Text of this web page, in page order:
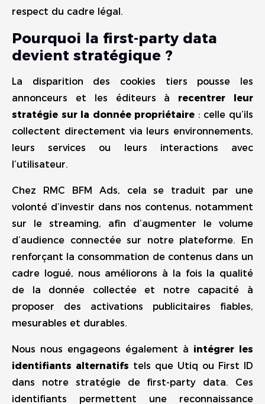
respect du cadre légal.
Pourquoi la first-party data
devient stratégique ?
La disparition des cookies tiers pousse les
annonceurs et les éditeurs à recentrer leur
stratégie sur la donnée propriétaire : celle qu’ils
collectent directement via leurs environnements,
leurs services ou leurs interactions avec
l’utilisateur.
Chez RMC BFM Ads, cela se traduit par une
volonté d’investir dans nos contenus, notamment
sur le streaming, afin d’augmenter le volume
d’audience connectée sur notre plateforme. En
renforçant la consommation de contenus dans un
cadre logué, nous améliorons à la fois la qualité
de la donnée collectée et notre capacité à
proposer des activations publicitaires fiables,
mesurables et durables.
Nous nous engageons également à intégrer les
identifiants alternatifs tels que Utiq ou First ID
dans notre stratégie de first-party data. Ces
identifiants permettent une reconnaissance